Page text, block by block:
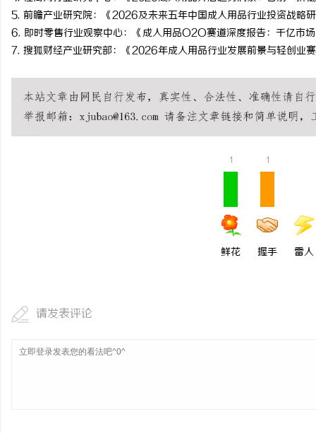
5. 前瞻产业研究院：《2026及未来五年中国成人用品行业投资战略
6. 即时零售行业观察中心：《成人用品O2O赛道深度报告：千亿市
7. 搜狐财经产业研究部：《2026年成人用品行业发展前景与轻创业
1
鲜花
1
握手 雷人
请发表评论